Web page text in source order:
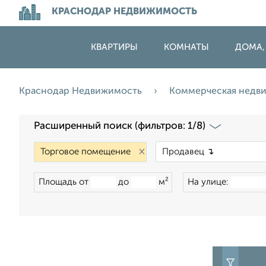
КРАСНОДАР НЕДВИЖИМОСТЬ
КВАРТИРЫ КОМНАТЫ ДОМА,
Краснодар Недвижимость Коммерческая
Расширенный поиск (фильтров: 1/8)
×
Площадь от до м² На улице: